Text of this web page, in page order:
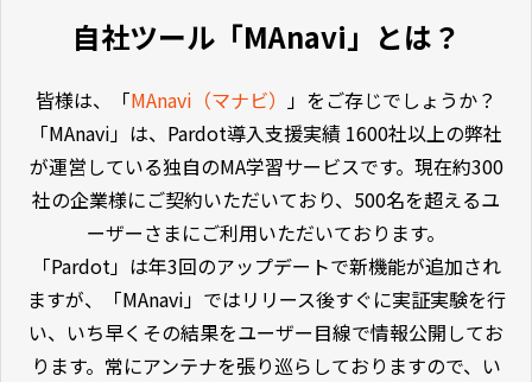
自社ツール「MAnavi」とは？
皆様は、「MAnavi （マナビ） 」をご存じでしょうか？
「MAnavi」は、Pardot導入支援実績 1600社以上の弊社
が運営している独自のMA学習サービスです。現在約300
社の企業様にご契約いただいており、500名を超えるユ
ーザーさまにご利用いただいております。
「Pardot」は年3回のアップデートで新機能が追加され
ますが、「MAnavi」ではリリース後すぐに実証実験を行
い、いち早くその結果をユーザー目線で情報公開してお
ります。常にアンテナを張り巡らしておりますので、い